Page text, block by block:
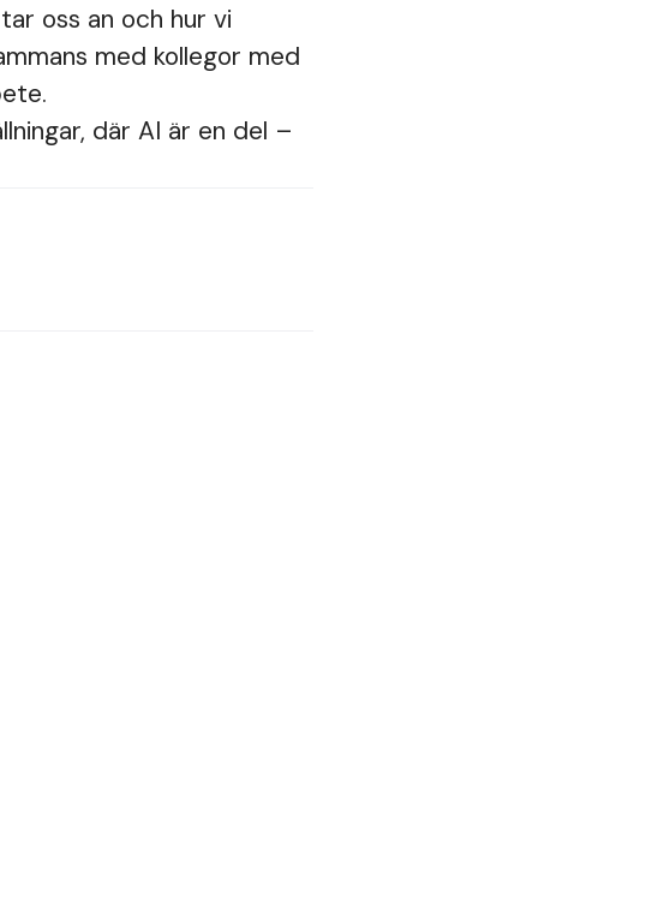
oss an och hur vi
med kollegor med
där AI är en del –